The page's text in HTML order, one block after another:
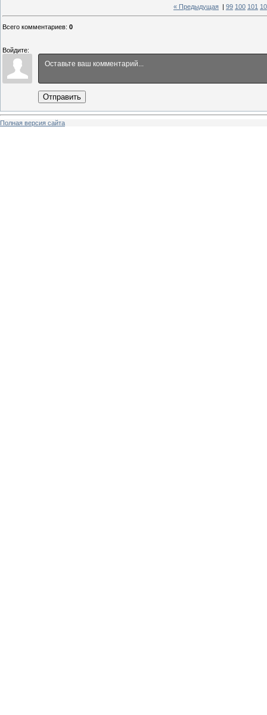
« Предыдущая 99 100 101
Всего комментариев: 0
Войдите:
Отправить
Полная версия сайта